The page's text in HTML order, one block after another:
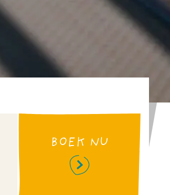
BOEK NU